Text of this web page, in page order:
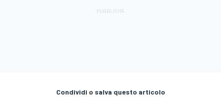
Condividi o salva questo articolo